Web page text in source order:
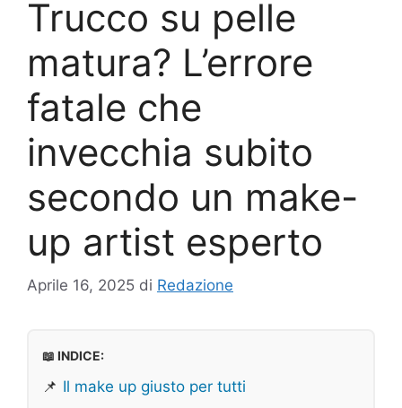
Trucco su pelle
matura? L’errore
fatale che
invecchia subito
secondo un make-
up artist esperto
Aprile 16, 2025 di Redazione
📖 INDICE:
📌 Il make up giusto per tutti